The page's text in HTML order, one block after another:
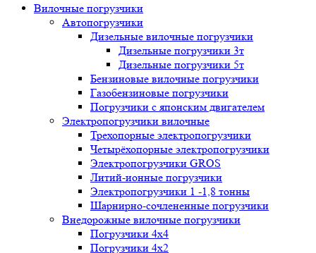
Вилочные погрузчики
Автопогрузчики
Дизельные вилочные погрузчики
Дизельные погрузчики 3т
Дизельные погрузчики 5т
Бензиновые вилочные погрузчики
Газобензиновые погрузчики
Погрузчики с японским двигателем
Электропогрузчики вилочные
Трехопорные электропогрузчики
Четырёхопорные электропогрузчики
Электропогрузчики GROS
Литий-ионные погрузчики
Электропогрузчики 1 -1,8 тонны
Шарнирно-сочлененные погрузчики
Внедорожные вилочные погрузчики
Погрузчики 4х4
Погрузчики 4х2